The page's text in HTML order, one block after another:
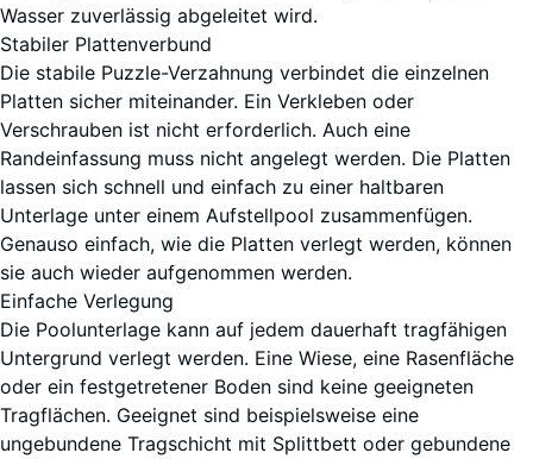
Wasser zuverlässig abgeleitet wird.
Stabiler Plattenverbund
Die stabile Puzzle-Verzahnung verbindet die einzelnen
Platten sicher miteinander. Ein Verkleben oder
Verschrauben ist nicht erforderlich. Auch eine
Randeinfassung muss nicht angelegt werden. Die Platten
lassen sich schnell und einfach zu einer haltbaren
Unterlage unter einem Aufstellpool zusammenfügen.
Genauso einfach, wie die Platten verlegt werden, können
sie auch wieder aufgenommen werden.
Einfache Verlegung
Die Poolunterlage kann auf jedem dauerhaft tragfähigen
Untergrund verlegt werden. Eine Wiese, eine Rasenfläche
oder ein festgetretener Boden sind keine geeigneten
Tragflächen. Geeignet sind beispielsweise eine
ungebundene Tragschicht mit Splittbett oder gebundene
50 x
50 x
3
cm |
0,25
m²
- 3,50 €